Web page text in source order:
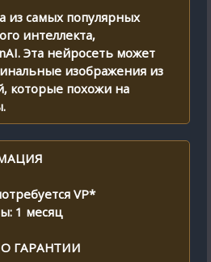
из самых популярных
интеллекта,
Эта нейросеть может
изображения из
которые похожи на
VP*
1 месяц
ГАРАНТИИ